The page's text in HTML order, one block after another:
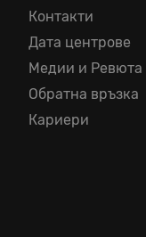
Контакти
Дата центрове
Медии и Ревюта
Обратна връзка
Кариери